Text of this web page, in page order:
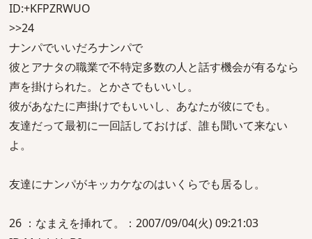
ID:+KFPZRWUO
>>24
ナンパでいいだろナンパで
彼とアナタの職業で不特定多数の人と話す機会が有るなら
声を掛けられた。とかさでもいいし。
彼があなたに声掛けでもいいし、あなたが彼にでも。
友達だって最初に一回話しておけば、誰も聞いて来ない
よ。
友達にナンパがキッカケなのはいくらでも居るし。
26 ：なまえを挿れて。：2007/09/04(火) 09:21:03